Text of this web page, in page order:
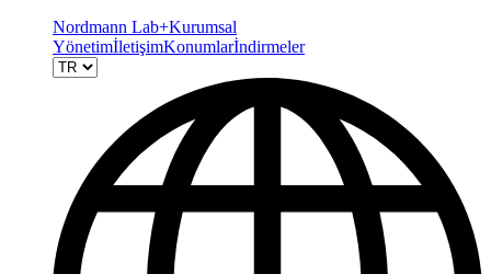
Nordmann Lab+Kurumsal
YönetimİletişimKonumlarİndirmeler